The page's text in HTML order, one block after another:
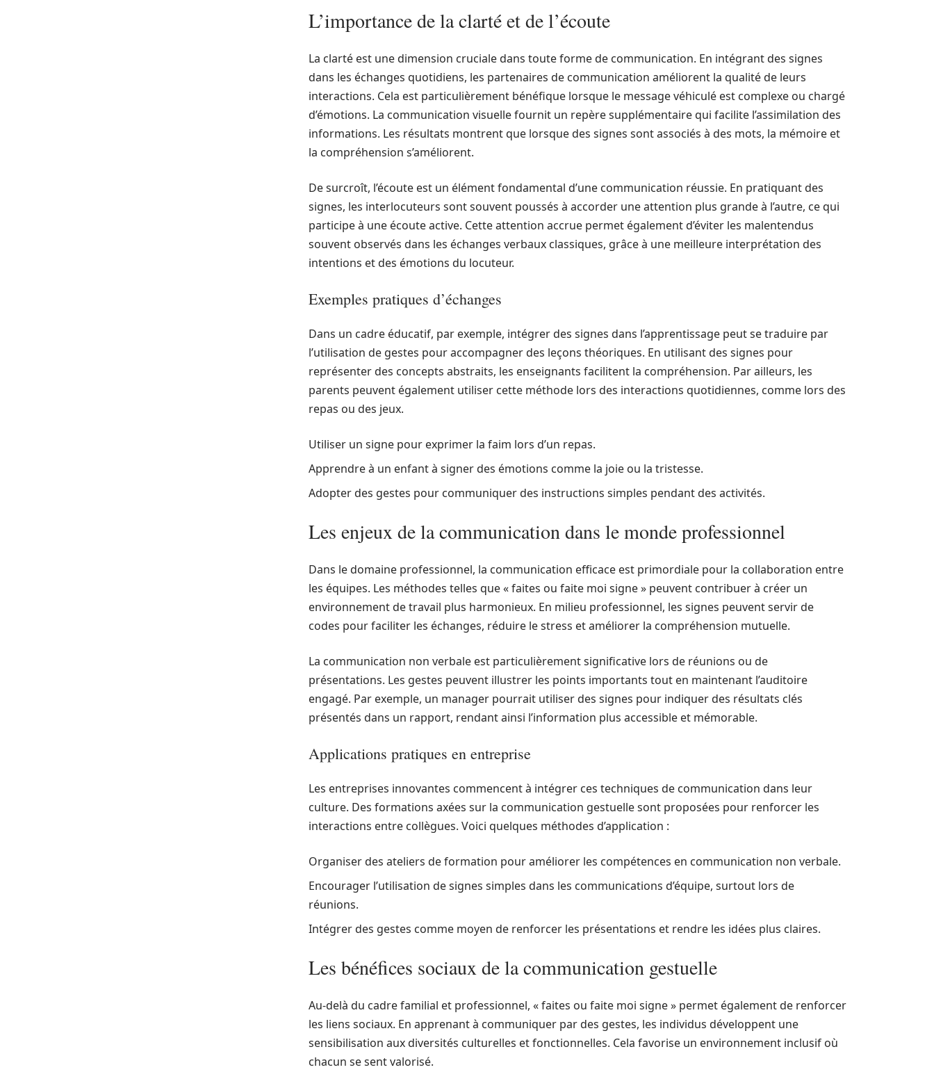
L’importance de la clarté et de l’écoute
La clarté est une dimension cruciale dans toute forme de communication. En intégrant des signes
dans les échanges quotidiens, les partenaires de communication améliorent la qualité de leurs
interactions. Cela est particulièrement bénéfique lorsque le message véhiculé est complexe ou chargé
d’émotions. La communication visuelle fournit un repère supplémentaire qui facilite l’assimilation des
informations. Les résultats montrent que lorsque des signes sont associés à des mots, la mémoire et
la compréhension s’améliorent.
De surcroît, l’écoute est un élément fondamental d’une communication réussie. En pratiquant des
signes, les interlocuteurs sont souvent poussés à accorder une attention plus grande à l’autre, ce qui
participe à une écoute active. Cette attention accrue permet également d’éviter les malentendus
souvent observés dans les échanges verbaux classiques, grâce à une meilleure interprétation des
intentions et des émotions du locuteur.
Exemples pratiques d’échanges
Dans un cadre éducatif, par exemple, intégrer des signes dans l’apprentissage peut se traduire par
l’utilisation de gestes pour accompagner des leçons théoriques. En utilisant des signes pour
représenter des concepts abstraits, les enseignants facilitent la compréhension. Par ailleurs, les
parents peuvent également utiliser cette méthode lors des interactions quotidiennes, comme lors des
repas ou des jeux.
Utiliser un signe pour exprimer la faim lors d’un repas.
Apprendre à un enfant à signer des émotions comme la joie ou la tristesse.
Adopter des gestes pour communiquer des instructions simples pendant des activités.
Les enjeux de la communication dans le monde professionnel
Dans le domaine professionnel, la communication efficace est primordiale pour la collaboration entre
les équipes. Les méthodes telles que « faites ou faite moi signe » peuvent contribuer à créer un
environnement de travail plus harmonieux. En milieu professionnel, les signes peuvent servir de
codes pour faciliter les échanges, réduire le stress et améliorer la compréhension mutuelle.
La communication non verbale est particulièrement significative lors de réunions ou de
présentations. Les gestes peuvent illustrer les points importants tout en maintenant l’auditoire
engagé. Par exemple, un manager pourrait utiliser des signes pour indiquer des résultats clés
présentés dans un rapport, rendant ainsi l’information plus accessible et mémorable.
Applications pratiques en entreprise
Les entreprises innovantes commencent à intégrer ces techniques de communication dans leur
culture. Des formations axées sur la communication gestuelle sont proposées pour renforcer les
interactions entre collègues. Voici quelques méthodes d’application :
Organiser des ateliers de formation pour améliorer les compétences en communication non verbale.
Encourager l’utilisation de signes simples dans les communications d’équipe, surtout lors de
réunions.
Intégrer des gestes comme moyen de renforcer les présentations et rendre les idées plus claires.
Les bénéfices sociaux de la communication gestuelle
Au-delà du cadre familial et professionnel, « faites ou faite moi signe » permet également de renforcer
les liens sociaux. En apprenant à communiquer par des gestes, les individus développent une
sensibilisation aux diversités culturelles et fonctionnelles. Cela favorise un environnement inclusif où
chacun se sent valorisé.